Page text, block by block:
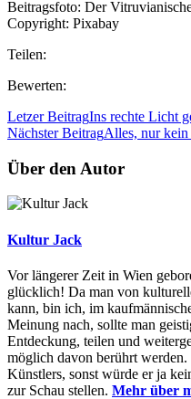
Beitragsfoto: Der
Copyright: Pixabay
Teilen:
Bewerten:
Letzer BeitragIns rechte Licht
Nächster BeitragAlles, nur kein
Über den Autor
Kultur Jack
Vor längerer Zeit in Wien
glücklich! Da man von
kann, bin ich, im
Meinung nach, sollte man
Entdeckung, teilen und
möglich davon berührt
Künstlers, sonst würde er ja
zur Schau stellen. Mehr über